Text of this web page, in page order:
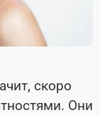
скоро
Они